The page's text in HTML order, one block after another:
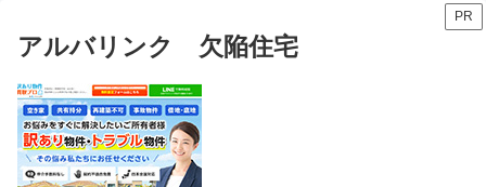
PR
アルバリンク 欠陥住宅